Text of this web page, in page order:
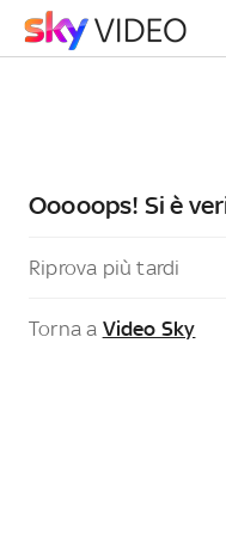
Ooooops! Si è
Riprova più tardi
Torna a Video Sky